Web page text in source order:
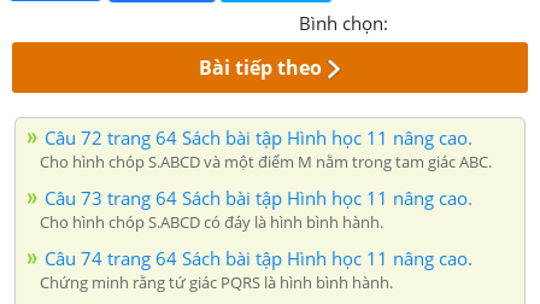
Bình chọn:
Bài tiếp theo
Câu 72 trang 64 Sách bài tập Hình học 11 nâng cao.
Cho hình chóp S.ABCD và một điểm M nằm trong tam giác ABC.
Câu 73 trang 64 Sách bài tập Hình học 11 nâng cao.
Cho hình chóp S.ABCD có đáy là hình bình hành.
Câu 74 trang 64 Sách bài tập Hình học 11 nâng cao.
Chứng minh rằng tứ giác PQRS là hình bình hành.